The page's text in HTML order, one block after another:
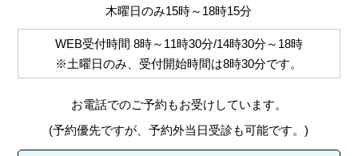
木曜日のみ15時～18時15分
WEB受付時間 8時～11時30分/14時30分～18時
※土曜日のみ、受付開始時間は8時30分です。
お電話でのご予約もお受けしています。
(予約優先ですが、予約外当日受診も可能です。)